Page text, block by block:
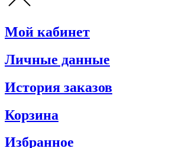
Мой кабинет
Личные данные
История заказов
Корзина
Избранное